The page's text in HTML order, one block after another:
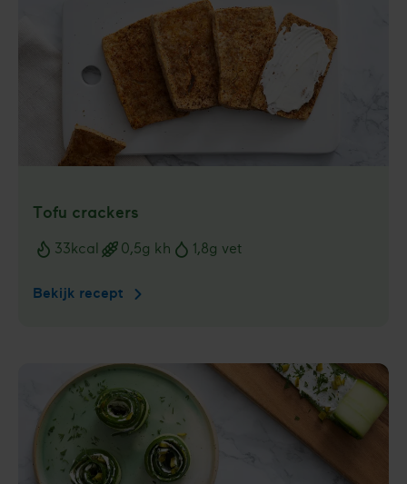
Tofu crackers
33kcal 0,5g kh 1,8g vet
Bekijk recept Tofu